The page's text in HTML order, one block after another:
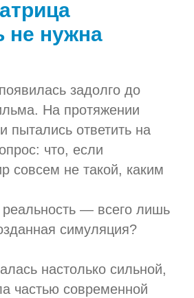
не нужна
задолго до
На протяжении
пытались ответить на
что, если
совсем не такой, каким
— всего лишь
симуляция?
настолько сильной,
частью современной